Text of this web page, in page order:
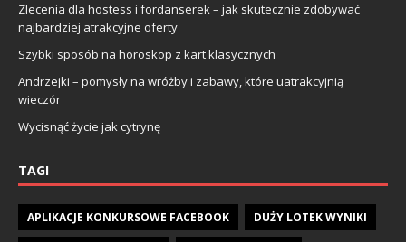
Zlecenia dla hostess i fordanserek – jak skutecznie zdobywać
najbardziej atrakcyjne oferty
Szybki sposób na horoskop z kart klasycznych
Andrzejki – pomysły na wróżby i zabawy, które uatrakcyjnią
wieczór
Wycisnąć życie jak cytrynę
TAGI
APLIKACJE KONKURSOWE FACEBOOK DUŻY LOTEK WYNIKI